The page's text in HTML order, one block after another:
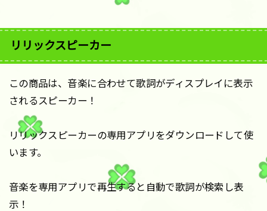
リリックスピーカー
この商品は、音楽に合わせて歌詞がディスプレイに表示
されるスピーカー！
リリックスピーカーの専用アプリをダウンロードして使
います。
音楽を専用アプリで再生すると自動で歌詞が検索し表
示！